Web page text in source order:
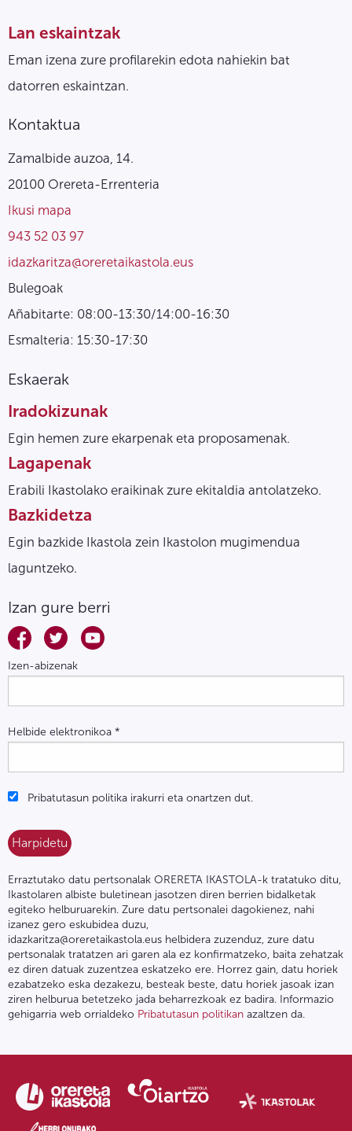
Lan eskaintzak
Eman izena zure profilarekin edota nahiekin bat
datorren eskaintzan.
Kontaktua
Zamalbide auzoa, 14.
20100 Orereta-Errenteria
Ikusi mapa
943 52 03 97
idazkaritza@oreretaikastola.eus
Bulegoak
Añabitarte: 08:00-13:30/14:00-16:30
Esmalteria: 15:30-17:30
Eskaerak
Iradokizunak
Egin hemen zure ekarpenak eta proposamenak.
Lagapenak
Erabili Ikastolako eraikinak zure ekitaldia antolatzeko.
Bazkidetza
Egin bazkide Ikastola zein Ikastolon mugimendua
laguntzeko.
Izan gure berri
Izen-abizenak
Helbide elektronikoa *
Pribatutasun politika irakurri eta onartzen dut.
Erraztutako datu pertsonalak ORERETA IKASTOLA-k tratatuko ditu,
Ikastolaren albiste buletinean jasotzen diren berrien bidalketak
egiteko helburuarekin. Zure datu pertsonalei dagokienez, nahi
izanez gero eskubidea duzu,
idazkaritza@oreretaikastola.eus helbidera zuzenduz, zure datu
pertsonalak tratatzen ari garen ala ez konfirmatzeko, baita zehatzak
ez diren datuak zuzentzea eskatzeko ere. Horrez gain, datu horiek
ezabatzeko eska dezakezu, besteak beste, datu horiek jasoak izan
ziren helburua betetzeko jada beharrezkoak ez badira. Informazio
gehigarria web orrialdeko Pribatutasun politikan azaltzen da.